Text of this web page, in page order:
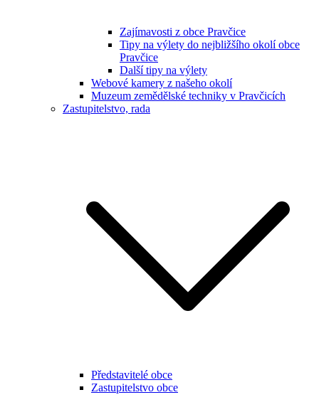
Zajímavosti z obce Pravčice
Tipy na výlety do nejbližšího okolí obce
Pravčice
Další tipy na výlety
Webové kamery z našeho okolí
Muzeum zemědělské techniky v Pravčicích
Zastupitelstvo, rada
Představitelé obce
Zastupitelstvo obce